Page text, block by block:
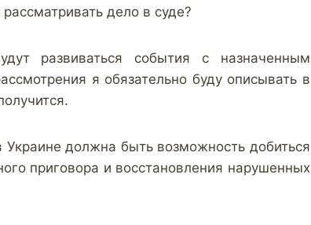
дело в суде?
развиваться события с назначенным
я обязательно буду описывать в
должна быть возможность добиться
приговора и восстановления нарушенных